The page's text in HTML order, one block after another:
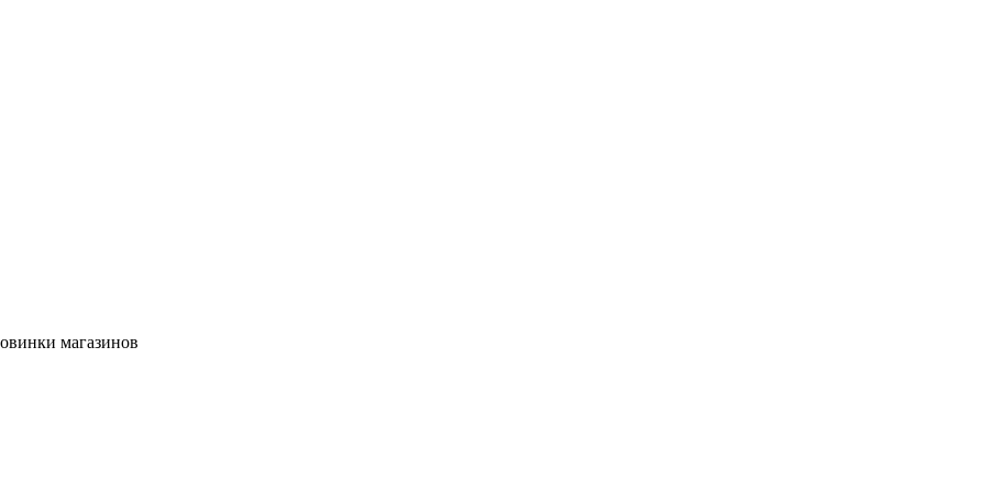
магазинов